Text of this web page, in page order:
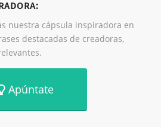
nuestra cápsula inspiradora en
destacadas de creadoras,
Apúntate